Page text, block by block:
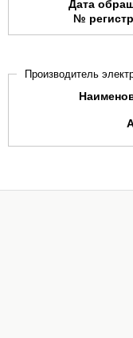
Дата
№
Производитель